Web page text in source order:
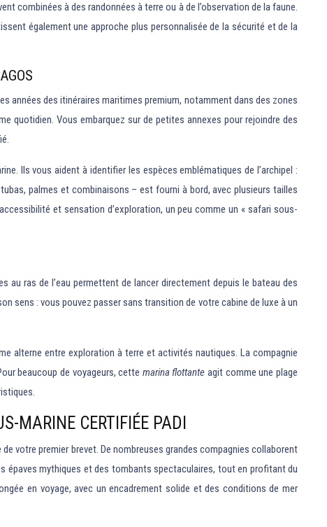
combinées à des randonnées à terre ou à de l’observation de la faune.
également une approche plus personnalisée de la sécurité et de la
années des itinéraires maritimes premium, notamment dans des zones
quotidien. Vous embarquez sur de petites annexes pour rejoindre des
Ils vous aident à identifier les espèces emblématiques de l’archipel :
palmes et combinaisons – est fourni à bord, avec plusieurs tailles
et sensation d’exploration, un peu comme un « safari sous-
au ras de l’eau permettent de lancer directement depuis le bateau des
sens : vous pouvez passer sans transition de votre cabine de luxe à un
alterne entre exploration à terre et activités nautiques. La compagnie
beaucoup de voyageurs, cette marina flottante agit comme une plage
MARINE CERTIFIÉE PADI
votre premier brevet. De nombreuses grandes compagnies collaborent
épaves mythiques et des tombants spectaculaires, tout en profitant du
en voyage, avec un encadrement solide et des conditions de mer